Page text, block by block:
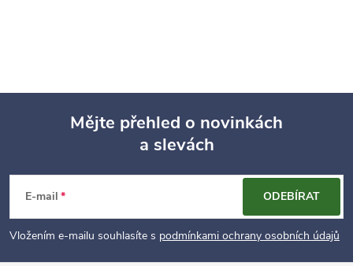
p
Mějte přehled o novinkách
a slevách
E-mail
Vložením e-mailu souhlasíte s podmínkami ochrany osobních údajů
ODEBÍRAT